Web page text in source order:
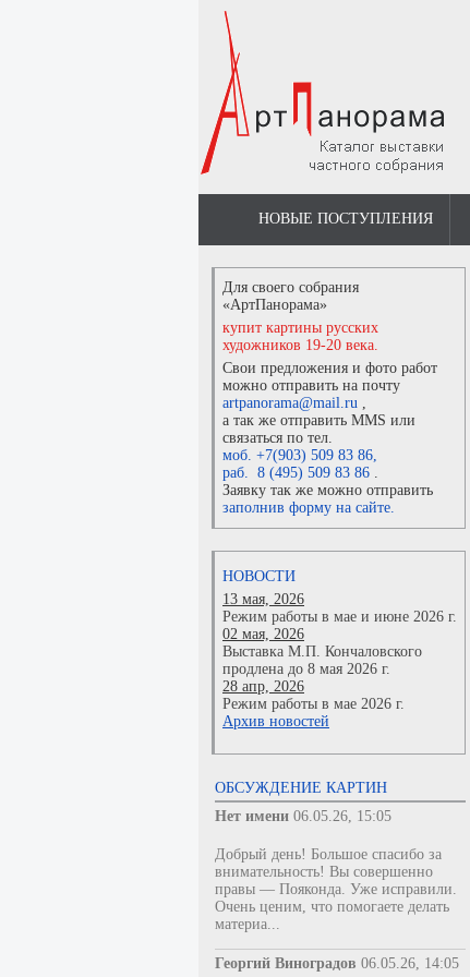
НОВЫЕ ПОСТУПЛЕНИЯ
Для своего собрания
«АртПанорама»
купит картины русских
художников 19-20 века.
Свои предложения и фото работ
можно отправить на почту
artpanorama@mail.ru ,
а так же отправить MMS или
связаться по тел.
моб. +7(903) 509 83 86,
раб. 8 (495) 509 83 86 .
Заявку так же можно отправить
заполнив форму на сайте.
НОВОСТИ
13 мая, 2026
Режим работы в мае и июне 2026 г.
02 мая, 2026
Выставка М.П. Кончаловского
продлена до 8 мая 2026 г.
28 апр, 2026
Режим работы в мае 2026 г.
Архив новостей
ОБСУЖДЕНИЕ КАРТИН
Нет имени 06.05.26, 15:05
Добрый день! Большое спасибо за
внимательность! Вы совершенно
правы — Пояконда. Уже исправили.
Очень ценим, что помогаете делать
материа...
Георгий Виноградов 06.05.26, 14:05